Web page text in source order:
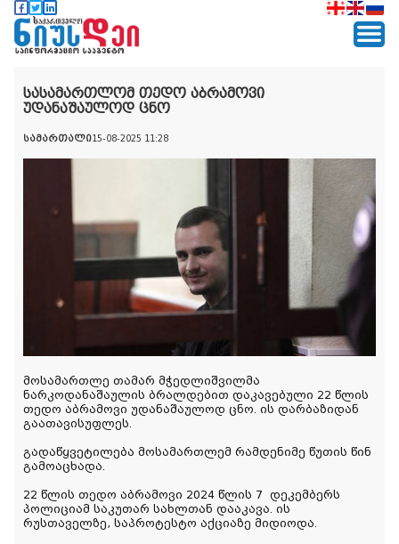
სასამართლომ თედო აბრამოვი
უდანაშაულოდ ცნო
სამართალი15-08-2025 11:28
მოსამართლე თამარ მჭედლიშვილმა
ნარკოდანაშაულის ბრალდებით დაკავებული 22 წლის
თედო აბრამოვი უდანაშაულოდ ცნო. ის დარბაზიდან
გაათავისუფლეს.
გადაწყვეტილება მოსამართლემ რამდენიმე წუთის წინ
გამოაცხადა.
22 წლის თედო აბრამოვი 2024 წლის 7
დეკემბერს
პოლიციამ საკუთარ სახლთან დააკავა. ის
რუსთაველზე, საპროტესტო აქციაზე მიდიოდა.